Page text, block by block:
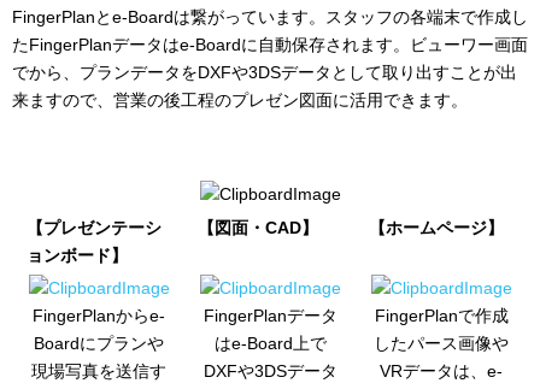
FingerPlanとe-Boardは繋がっています。スタッフの各端末で作成し
たFingerPlanデータはe-Boardに自動保存されます。ビューワー画面
でから、プランデータをDXFや3DSデータとして取り出すことが出
来ますので、営業の後工程のプレゼン図面に活用できます。
【プレゼンテーシ
ョンボード】
【図面・CAD】 【ホームページ】
FingerPlanからe-
Boardにプランや
現場写真を送信す
FingerPlanデータ
はe-Board上で
DXFや3DSデータ
FingerPlanで作成
したパース画像や
VRデータは、e-